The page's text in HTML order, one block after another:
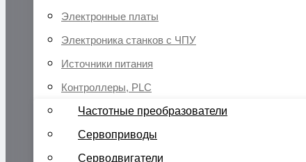
Электронные платы
Электроника станков с ЧПУ
Источники питания
Контроллеры, PLC
Частотные преобразователи
Сервоприводы
Серводвигатели